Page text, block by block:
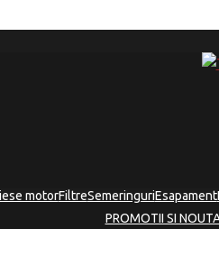
motorFiltreSemeringuriEsapament
PROMOTII SI